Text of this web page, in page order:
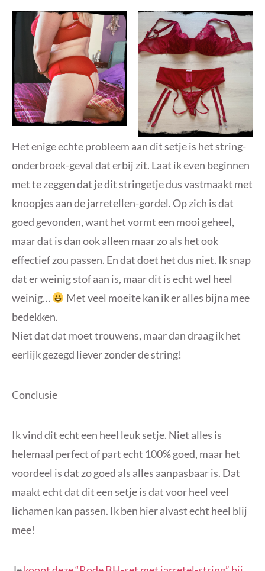
Het enige echte probleem aan dit setje is het string-
onderbroek-geval dat erbij zit. Laat ik even beginnen
met te zeggen dat je dit stringetje dus vastmaakt met
knoopjes aan de jarretellen-gordel. Op zich is dat
goed gevonden, want het vormt een mooi geheel,
maar dat is dan ook alleen maar zo als het ook
effectief zou passen. En dat doet het dus niet. Ik snap
dat er weinig stof aan is, maar dit is echt wel heel
weinig…
Met veel moeite kan ik er alles bijna mee
bedekken.
Niet dat dat moet trouwens, maar dan draag ik het
eerlijk gezegd liever zonder de string!
Conclusie
Ik vind dit echt een heel leuk setje. Niet alles is
helemaal perfect of part echt 100% goed, maar het
voordeel is dat zo goed als alles aanpasbaar is. Dat
maakt echt dat dit een setje is dat voor heel veel
lichamen kan passen. Ik ben hier alvast echt heel blij
mee!